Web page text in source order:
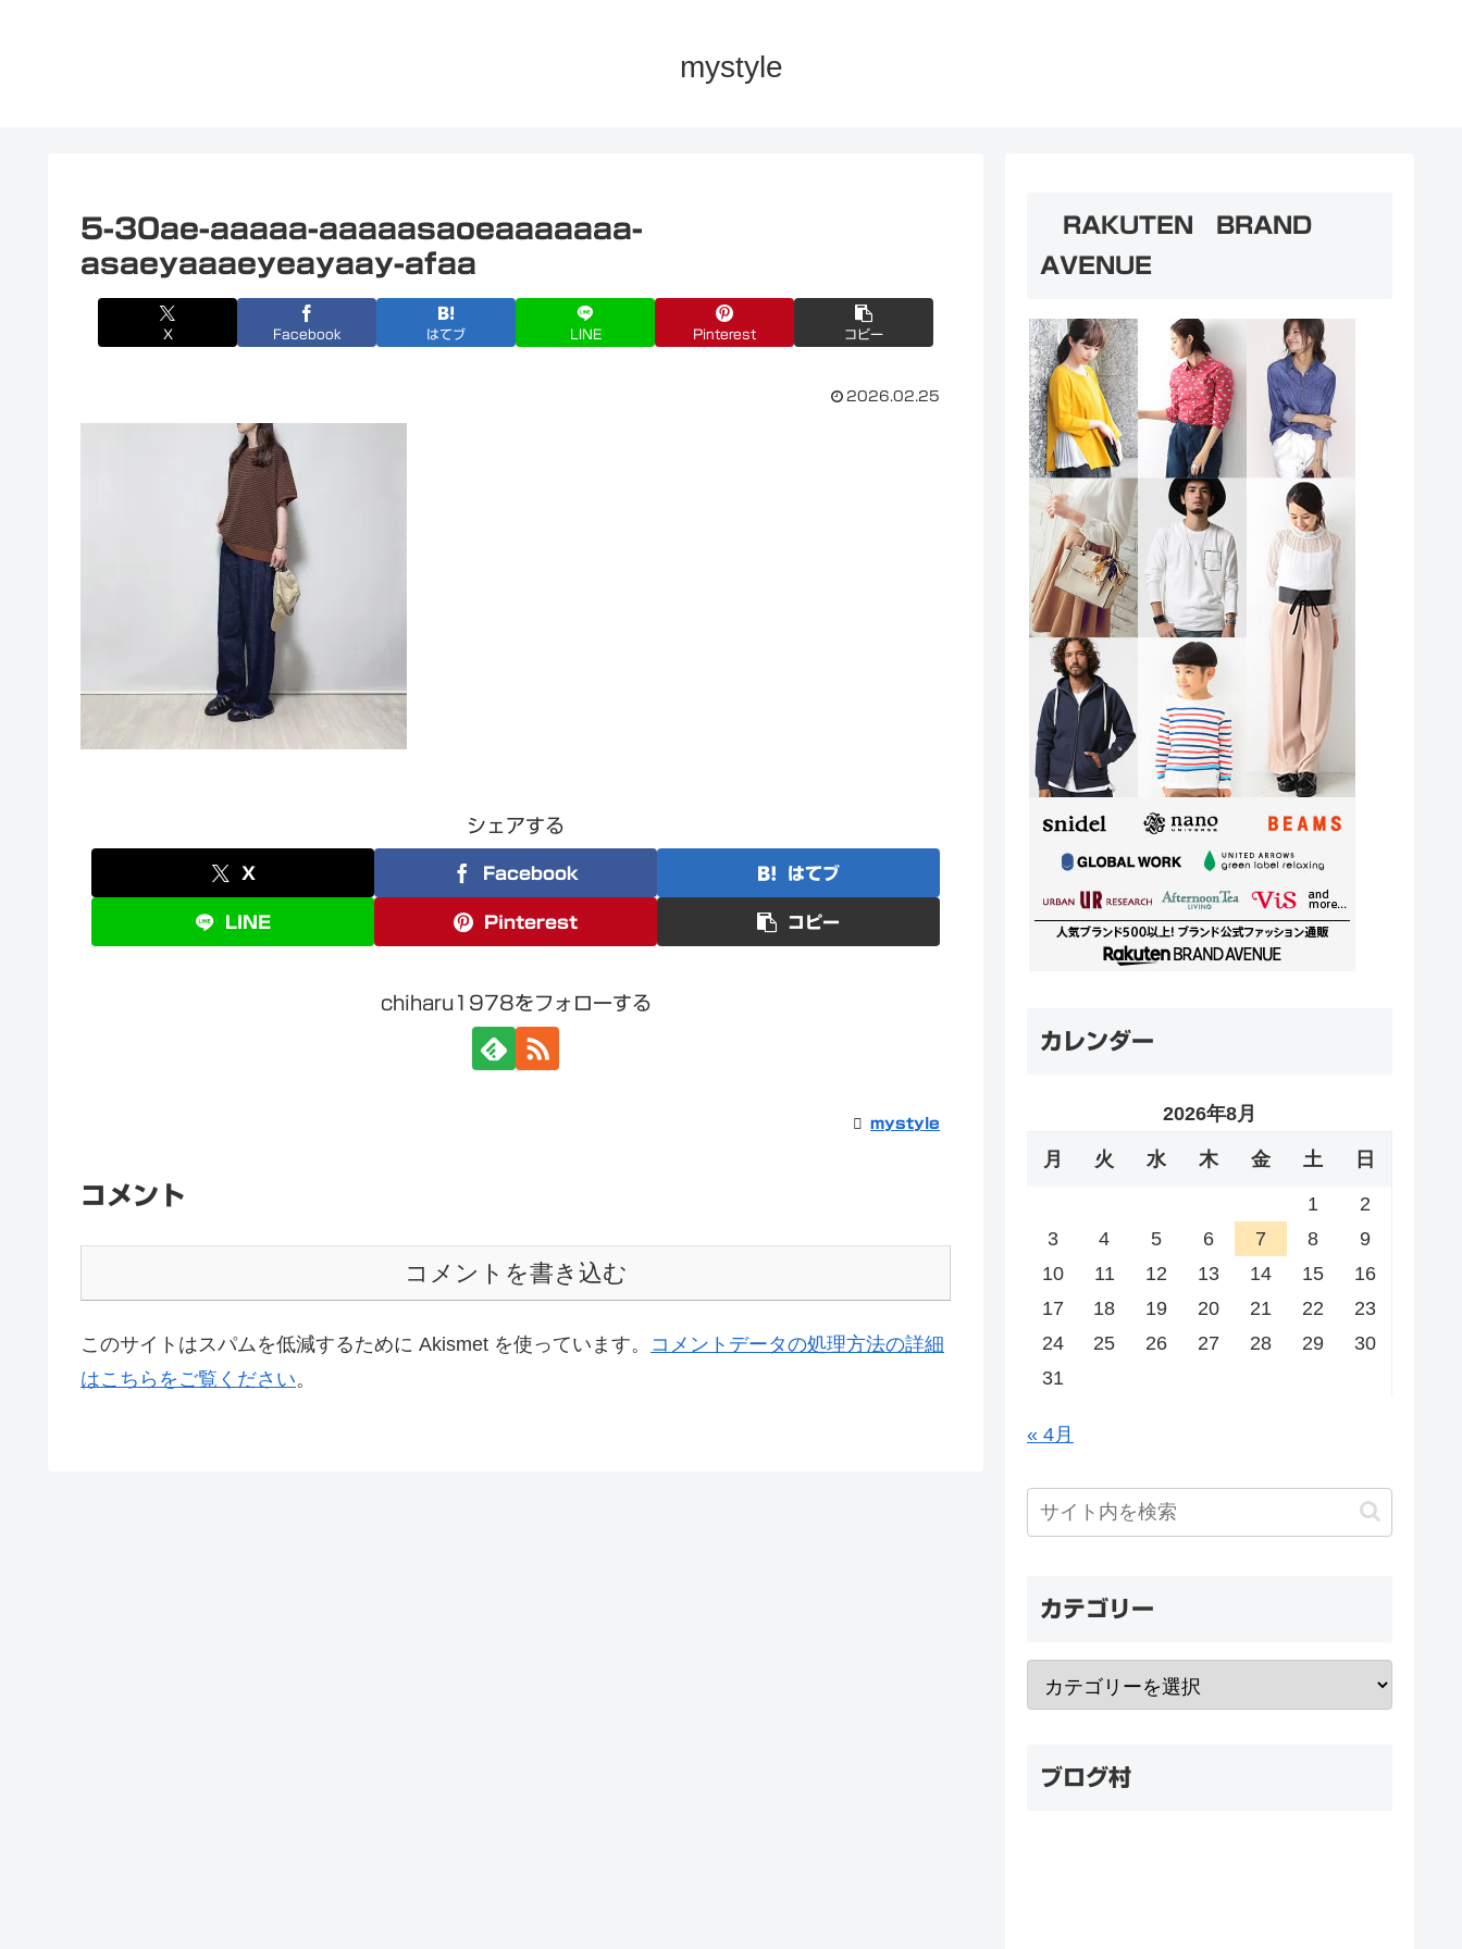
mystyle
5-30ae-aaaaa-aaaaasaoeaaaaaaa-
asaeyaaaeyeayaay-afaa
X Facebook はてブ LINE Pinterest コピー
2026.02.25
シェアする
X Facebook はてブ
LINE Pinterest コピー
chiharu1978をフォローする
mystyle
コメント
コメントを書き込む
このサイトはスパムを低減するために Akismet を使っています。 コメントデータの処理方法の詳細
はこちらをご覧ください。
RAKUTEN BRAND
AVENUE
カレンダー
2026年8月
月 火 水 木 金 土 日
1
2
3
4 5 6 7 8
9
10
11 12 13 14 15
16
17
18 19 20 21 22
23
24
25 26 27 28 29
30
31
« 4月
カテゴリー
ブログ村